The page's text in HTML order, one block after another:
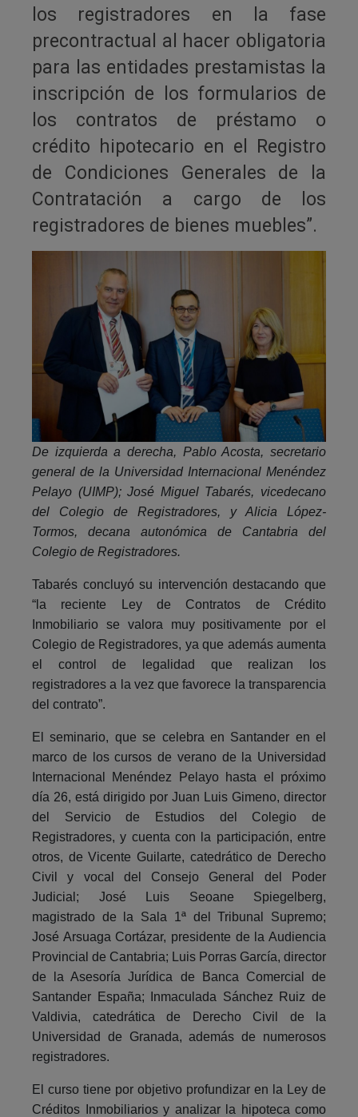
los registradores en la fase
precontractual al hacer obligatoria
para las entidades prestamistas la
inscripción de los formularios de
los contratos de préstamo o
crédito hipotecario en el Registro
de Condiciones Generales de la
Contratación a cargo de los
registradores de bienes muebles”.
De izquierda a derecha, Pablo Acosta, secretario
general de la Universidad Internacional Menéndez
Pelayo (UIMP); José Miguel Tabarés, vicedecano
del Colegio de Registradores, yAlicia López-
Tormos, decana autonómica de Cantabria del
Colegio de Registradores.
Tabarés concluyó su intervención destacando que
“la reciente Ley de Contratos de Crédito
Inmobiliario se valora muy positivamente por el
Colegio de Registradores, ya que además aumenta
el control de legalidad que realizan los
registradores a la vez que favorece la transparencia
del contrato”.
El seminario, que se celebra en Santander en el
marco de los cursos de verano de la Universidad
Internacional Menéndez Pelayo hasta el próximo
día 26, está dirigido por Juan Luis Gimeno, director
del Servicio de Estudios del Colegio de
Registradores, y cuenta con la participación, entre
otros, de Vicente Guilarte, catedrático de Derecho
Civil y vocal del Consejo General del Poder
Judicial; José Luis Seoane Spiegelberg,
magistrado de la Sala 1ª del Tribunal Supremo;
José Arsuaga Cortázar, presidente de la Audiencia
Provincial de Cantabria; Luis Porras García, director
de la Asesoría Jurídica de Banca Comercial de
Santander España; Inmaculada Sánchez Ruiz de
Valdivia, catedrática de Derecho Civil de la
Universidad de Granada, además de numerosos
registradores.
El curso tiene por objetivo profundizar en la Ley de
Créditos Inmobiliarios y analizar la hipoteca como